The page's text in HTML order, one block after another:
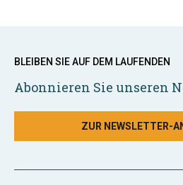
BLEIBEN SIE AUF DEM LAUFENDEN
Abonnieren Sie unseren
ZUR NEWSLETTER-